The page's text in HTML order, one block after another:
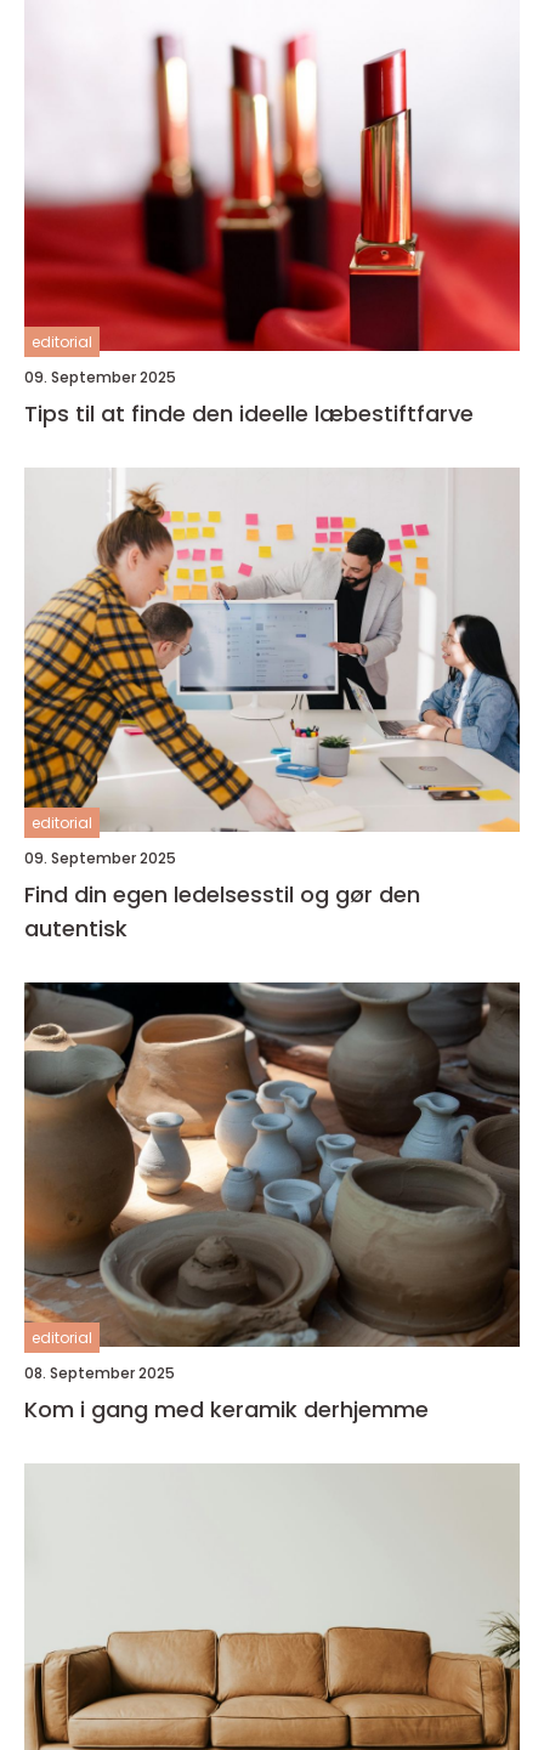
editorial
09. September 2025
Tips til at finde den ideelle læbestiftfarve
editorial
09. September 2025
Find din egen ledelsesstil og gør den
autentisk
editorial
08. September 2025
Kom i gang med keramik derhjemme